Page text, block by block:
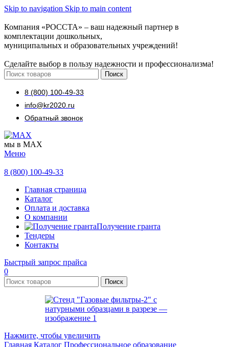
Skip to navigation Skip to main content
Компания «РОССТА» – ваш надежный партнер в
комплектации дошкольных,
муниципальных и образовательных учреждений!
Сделайте выбор в пользу надежности и профессионализма!
Поиск
8 (800) 100-49-33
info@kr2020.ru
Обратный звонок
мы в MAX
Меню
8 (800) 100-49-33
Главная страница
Каталог
Оплата и доставка
О компании
Получение гранта
Тендеры
Контакты
Быстрый запрос прайса
0
Поиск
Нажмите, чтобы увеличить
Главная Каталог Профессиональное образование